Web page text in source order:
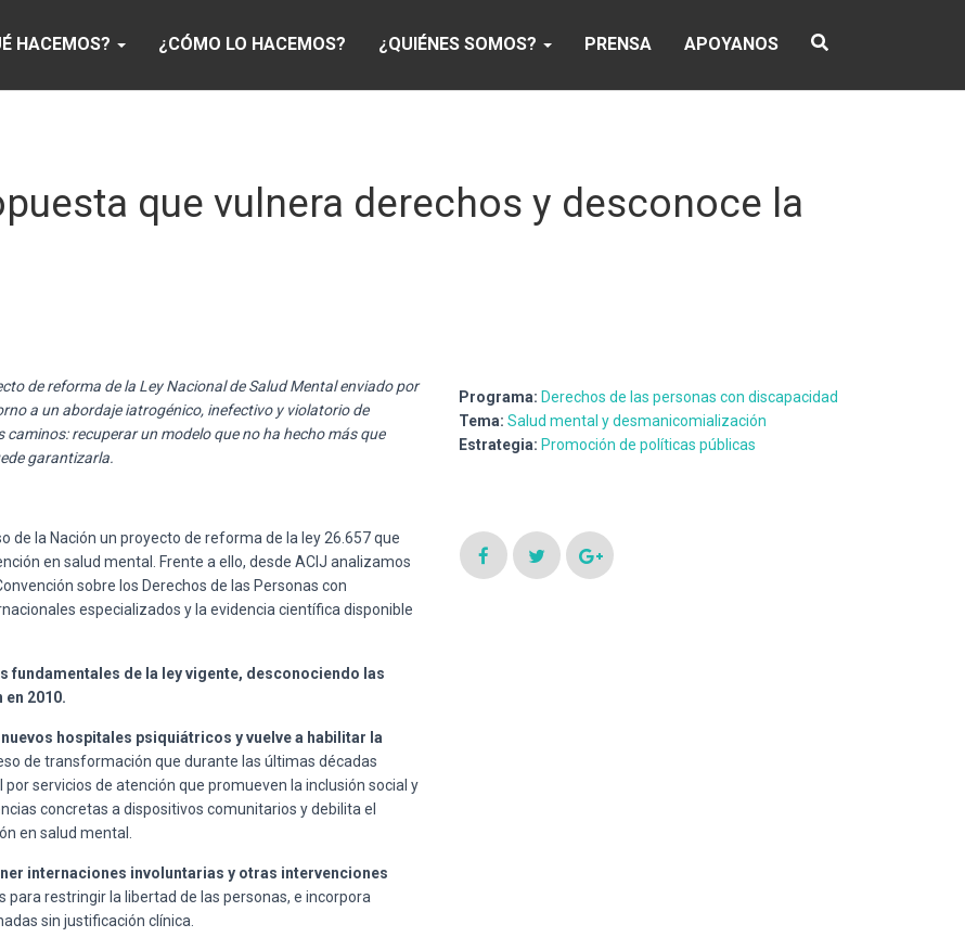
HACEMOS? ¿CÓMO LO HACEMOS? ¿QUIÉNES SOMOS? PRENSA APOYANOS
que vulnera derechos y desconoce la
de reforma de la Ley Nacional de Salud Mental enviado por
a un abordaje iatrogénico, inefectivo y violatorio de
recuperar un modelo que no ha hecho más que
garantizarla.
de la Nación un proyecto de reforma de la ley 26.657 que
en salud mental. Frente a ello, desde ACIJ analizamos
sobre los Derechos de las Personas con
especializados y la evidencia científica disponible
fundamentales de la ley vigente, desconociendo las
2010.
hospitales psiquiátricos y vuelve a habilitar la
de transformación que durante las últimas décadas
servicios de atención que promueven la inclusión social y
concretas a dispositivos comunitarios y debilita el
en salud mental.
internaciones involuntarias y otras intervenciones
restringir la libertad de las personas, e incorpora
sin justificación clínica.
Programa: Derechos de las personas con discapacidad
Tema: Salud mental y desmanicomialización
Estrategia: Promoción de políticas públicas